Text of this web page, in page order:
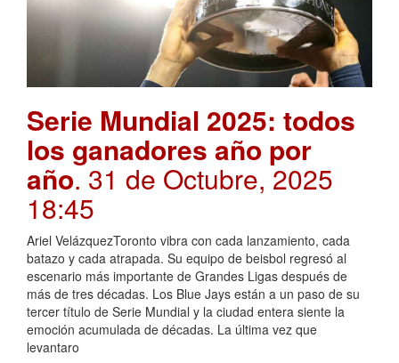
Serie Mundial 2025: todos
los ganadores año por
año. 31 de Octubre, 2025
18:45
Ariel VelázquezToronto vibra con cada lanzamiento, cada
batazo y cada atrapada. Su equipo de beisbol regresó al
escenario más importante de Grandes Ligas después de
más de tres décadas. Los Blue Jays están a un paso de su
tercer título de Serie Mundial y la ciudad entera siente la
emoción acumulada de décadas. La última vez que
levantaro